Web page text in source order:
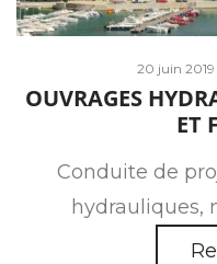
Posted
on
20 juin 2019
OUVRAGES
ET
Conduite de
hydrauliques,